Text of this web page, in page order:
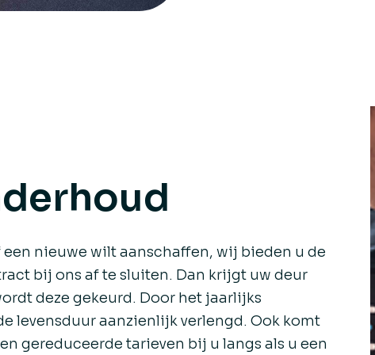
nieuwe wilt aanschaffen, wij bieden u de
bij ons af te sluiten. Dan krijgt uw deur
deze gekeurd. Door het jaarlijks
levensduur aanzienlijk verlengd. Ook komt
gereduceerde tarieven bij u langs als u een